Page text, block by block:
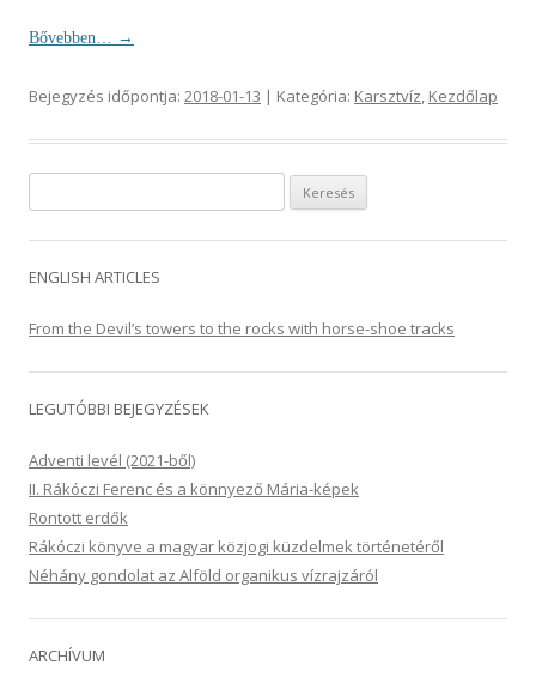
Bővebben… →
Bejegyzés időpontja: 2018-01-13 | Kategória: Karsztvíz, Kezdőlap
ENGLISH ARTICLES
From the Devil’s towers to the rocks with horse-shoe tracks
LEGUTÓBBI BEJEGYZÉSEK
Adventi levél (2021-ből)
II. Rákóczi Ferenc és a könnyező Mária-képek
Rontott erdők
Rákóczi könyve a magyar közjogi küzdelmek történetéről
Néhány gondolat az Alföld organikus vízrajzáról
ARCHÍVUM